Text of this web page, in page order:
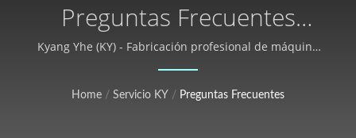
Preguntas Frecuentes
(FAQ)
Kyang Yhe (KY) - Fabricación profesional de máquina
de telar de aguja automática de alta velocidad.
Home / Servicio KY / Preguntas Frecuentes